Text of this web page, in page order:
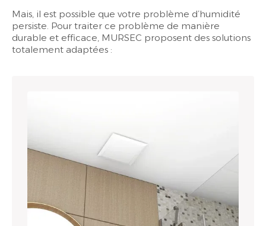
Mais, il est possible que votre problème d’humidité
persiste. Pour traiter ce problème de manière
durable et efficace, MURSEC proposent des solutions
totalement adaptées :